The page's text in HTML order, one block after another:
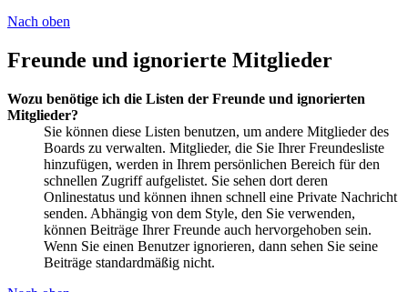
Nach oben
Freunde und ignorierte Mitglieder
Wozu benötige ich die Listen der Freunde und ignorierten
Mitglieder?
Sie können diese Listen benutzen, um andere Mitglieder des
Boards zu verwalten. Mitglieder, die Sie Ihrer Freundesliste
hinzufügen, werden in Ihrem persönlichen Bereich für den
schnellen Zugriff aufgelistet. Sie sehen dort deren
Onlinestatus und können ihnen schnell eine Private Nachricht
senden. Abhängig von dem Style, den Sie verwenden,
können Beiträge Ihrer Freunde auch hervorgehoben sein.
Wenn Sie einen Benutzer ignorieren, dann sehen Sie seine
Beiträge standardmäßig nicht.